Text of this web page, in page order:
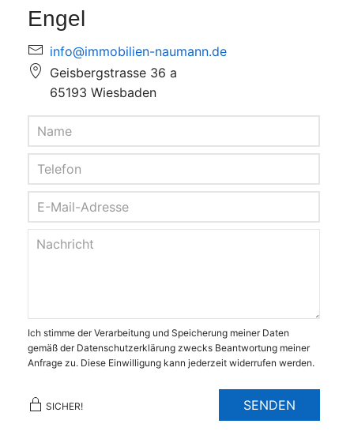
Engel
info@immobilien-naumann.de
Geisbergstrasse 36 a
65193 Wiesbaden
Ich stimme der Verarbeitung und Speicherung meiner Daten
gemäß der Datenschutzerklärung zwecks Beantwortung meiner
Anfrage zu. Diese Einwilligung kann jederzeit widerrufen werden.
SICHER! SENDEN